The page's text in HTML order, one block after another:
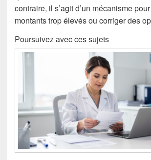
contraire, il s’agit d’un mécanisme
montants trop élevés ou corriger des
Poursuivez avec ces sujets